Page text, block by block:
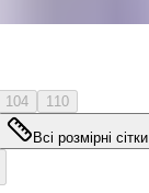
104 110
Всі розмірні сітки